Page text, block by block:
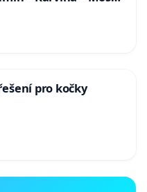
pro kočky